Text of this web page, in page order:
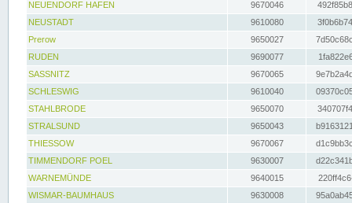
NEUENDORF HAFEN
9670046
NEUSTADT
9610080
Prerow
9650027
RUDEN
9690077
SASSNITZ
9670065
SCHLESWIG
9610040
STAHLBRODE
9650070
STRALSUND
9650043
THIESSOW
9670067
TIMMENDORF POEL
9630007
WARNEMÜNDE
9640015
WISMAR-BAUMHAUS
9630008